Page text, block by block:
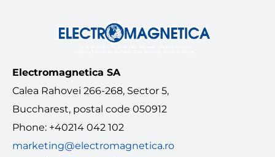
Electromagnetica SA
Calea Rahovei 266-268, Sector 5,
Buccharest, postal code 050912
Phone: +40214 042 102
marketing@electromagnetica.ro